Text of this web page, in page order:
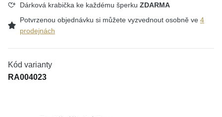
Dárková krabička ke každému šperku ZDARMA
Potvrzenou objednávku si můžete vyzvednout osobně ve 4
prodejnách
Kód varianty
RA004023